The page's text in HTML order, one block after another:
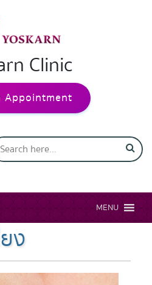
Clinic
Appointment
MENU
ง